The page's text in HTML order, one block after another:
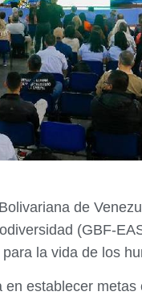
de
(GBF-
la vida de los
establecer